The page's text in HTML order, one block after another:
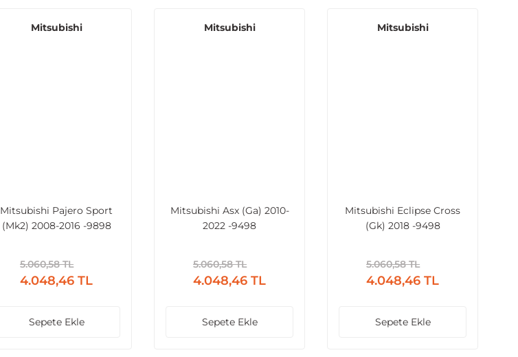
Mitsubishi
Mitsubishi Pajero Sport
(Mk2) 2008-2016 -9898
5.060,58 TL
4.048,46 TL
Sepete Ekle
Mitsubishi
Mitsubishi Asx (Ga) 2010-
2022 -9498
5.060,58 TL
4.048,46 TL
Sepete Ekle
Mitsubishi
Mitsubishi Eclipse Cross
(Gk) 2018 -9498
5.060,58 TL
4.048,46 TL
Sepete Ekle